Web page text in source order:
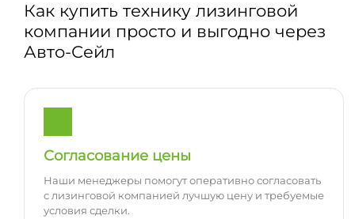
Как купить технику лизинговой
компании просто и выгодно через
Авто-Сейл
Согласование цены
Наши менеджеры помогут оперативно согласовать
с лизинговой компанией лучшую цену и требуемые
условия сделки.